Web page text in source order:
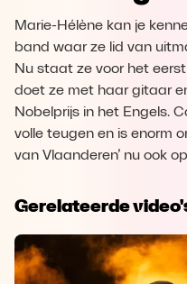
Marie-Hélène kan je
band waar ze lid van
Nu staat ze voor het
doet ze met haar gitaar
Nobelprijs in het Engels.
volle teugen en is enorm
van Vlaanderen’ nu ook
Gerelateerde